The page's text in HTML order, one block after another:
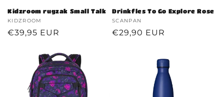
Kidzroom rugzak Small Talk
Verkoper:
KIDZROOM
Normale
€39,95 EUR
Drinkfles To Go Explore Rose
Verkoper:
SCANPAN
Normale
€29,90 EUR